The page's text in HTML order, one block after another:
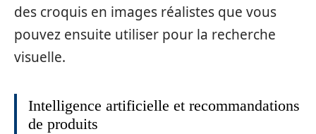
des croquis en images réalistes que vous
pouvez ensuite utiliser pour la recherche
visuelle.
Intelligence artificielle et recommandations
de produits